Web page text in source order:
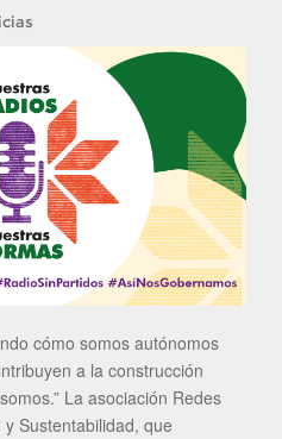
cómo somos autónomos
a la construcción
La asociación Redes
Sustentabilidad, que